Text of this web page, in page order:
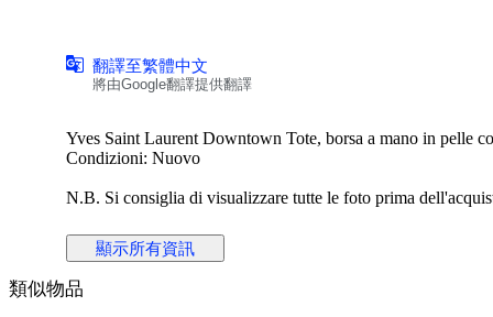
翻譯至繁體中文
將由Google翻譯提供翻譯
Yves Saint Laurent Downtown Tote, borsa a mano in pelle
Condizioni: Nuovo
N.B. Si consiglia di visualizzare tutte le foto prima
ALTEZZA: 40 cm
LUNGHEZZA: 40 cm
PROFONDITA’: 18 cm
顯示所有資訊
類似物品